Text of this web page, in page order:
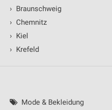
› Braunschweig
› Chemnitz
› Kiel
› Krefeld
Mode & Bekleidung